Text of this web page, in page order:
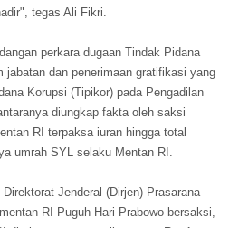
tegas Ali Fikri.
perkara dugaan Tindak Pidana
jabatan dan penerimaan gratifikasi yang
Korupsi (Tipikor) pada Pengadilan
diungkap fakta oleh saksi
RI terpaksa iuran hingga total
umrah SYL selaku Mentan RI.
Jenderal (Dirjen) Prasarana
RI Puguh Hari Prabowo bersaksi,